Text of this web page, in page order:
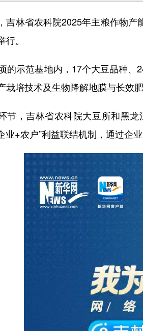
林省农科院2025年主粮作物产
。
示范基地内，17个大豆品种、
栽培技术及生物降解地膜与长效肥
，吉林省农科院大豆所和黑龙
业+农户”利益联结机制，通过企